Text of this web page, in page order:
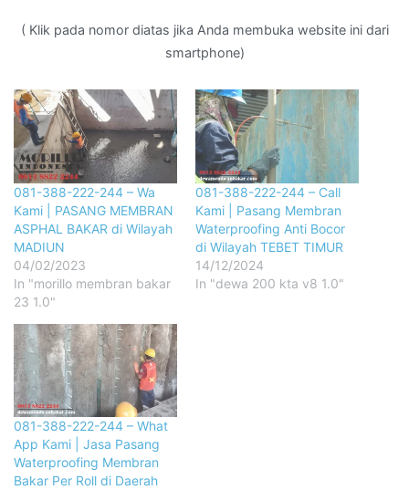
( Klik pada nomor diatas jika Anda membuka website ini dari
smartphone)
081-388-222-244 – Wa
Kami | PASANG MEMBRAN
ASPHAL BAKAR di Wilayah
MADIUN
04/02/2023
In "morillo membran bakar
23 1.0"
081-388-222-244 – Call
Kami | Pasang Membran
Waterproofing Anti Bocor
di Wilayah TEBET TIMUR
14/12/2024
In "dewa 200 kta v8 1.0"
081-388-222-244 – What
App Kami | Jasa Pasang
Waterproofing Membran
Bakar Per Roll di Daerah